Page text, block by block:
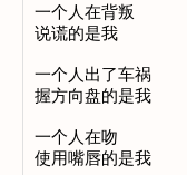
一个人在背叛
说谎的是我
一个人出了车祸
握方向盘的是我
一个人在吻
使用嘴唇的是我